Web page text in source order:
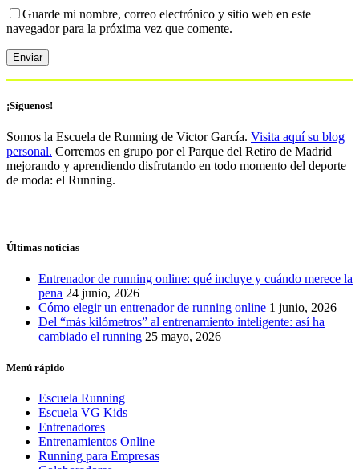
Guarde mi nombre, correo electrónico y sitio web en este
navegador para la próxima vez que comente.
¡Síguenos!
Somos la Escuela de Running de Victor García. Visita aquí su blog
personal. Corremos en grupo por el Parque del Retiro de Madrid
mejorando y aprendiendo disfrutando en todo momento del deporte
de moda: el Running.
Últimas noticias
Entrenador de running online: qué incluye y cuándo merece la
pena 24 junio, 2026
Cómo elegir un entrenador de running online 1 junio, 2026
Del “más kilómetros” al entrenamiento inteligente: así ha
cambiado el running 25 mayo, 2026
Menú rápido
Escuela Running
Escuela VG Kids
Entrenadores
Entrenamientos Online
Running para Empresas